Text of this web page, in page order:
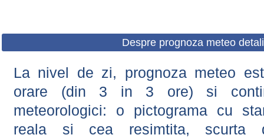
Despre prognoza meteo
La nivel de zi, prognoza meteo
orare (din 3 in 3 ore) si
meteorologici: o pictograma cu
reala si cea resimtita, scurta